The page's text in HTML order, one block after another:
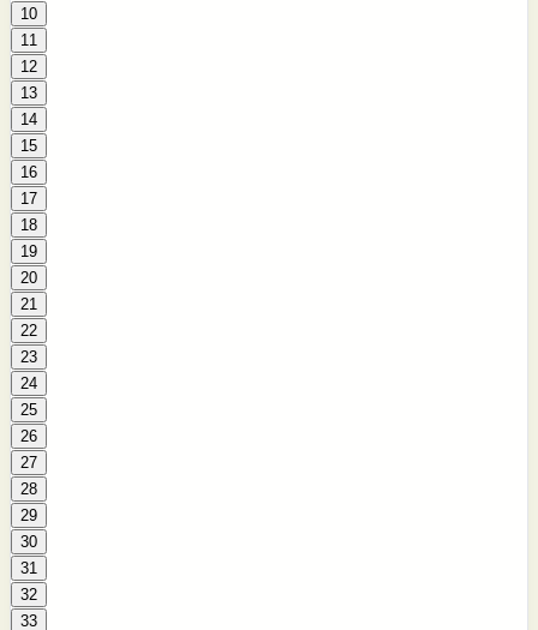
10
11
12
13
14
15
16
17
18
19
20
21
22
23
24
25
26
27
28
29
30
31
32
33